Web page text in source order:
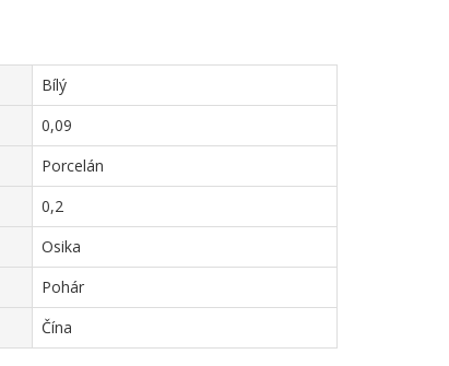
Bílý
0,09
Porcelán
0,2
Osika
Pohár
Čína